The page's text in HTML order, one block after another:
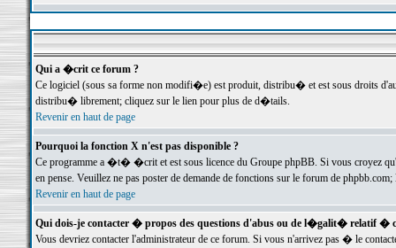
Qui a �crit ce forum ?
Ce logiciel (sous sa forme non modifi�e) est produit, distribu� et est sous droits
distribu� librement; cliquez sur le lien pour plus de d�tails.
Revenir en haut de page
Pourquoi la fonction X n'est pas disponible ?
Ce programme a �t� �crit et est sous licence du Groupe phpBB. Si vous croyez
en pense. Veuillez ne pas poster de demande de fonctions sur le forum de
Revenir en haut de page
Qui dois-je contacter � propos des questions d'abus ou de l�galit� relatif �
Vous devriez contacter l'administrateur de ce forum. Si vous n'arrivez pas � le